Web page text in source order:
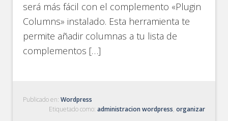
será más fácil con el complemento «Plugin
Columns» instalado. Esta herramienta te
permite añadir columnas a tu lista de
complementos […]
Publicado en:Wordpress
Etiquetado como: administracion wordpress, organizar